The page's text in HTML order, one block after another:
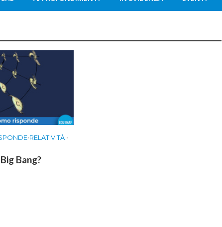
•RELATIVITÀ •
Bang?